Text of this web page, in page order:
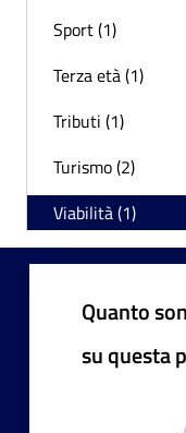
Sport (1)
Terza età (1)
Tributi (1)
Turismo (2)
Viabilità (1)
Quanto
su questa